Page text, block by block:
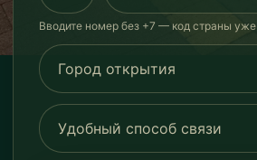
Вводите номер без +7 — код страны